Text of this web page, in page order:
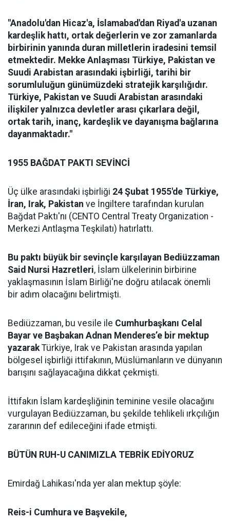
"Anadolu'dan Hicaz'a, İslamabad'dan Riyad'a uzanan
kardeşlik hattı, ortak değerlerin ve zor zamanlarda
birbirinin yanında duran milletlerin iradesini temsil
etmektedir. Mekke Anlaşması Türkiye, Pakistan ve
Suudi Arabistan arasındaki işbirliği, tarihi bir
sorumluluğun günümüzdeki stratejik karşılığıdır.
Türkiye, Pakistan ve Suudi Arabistan arasındaki
ilişkiler yalnızca devletler arası çıkarlara değil,
ortak tarih, inanç, kardeşlik ve dayanışma bağlarına
dayanmaktadır."
1955 BAĞDAT PAKTI SEVİNCİ
Üç ülke arasındaki işbirliği 24 Şubat 1955'de Türkiye,
İran, Irak, Pakistan ve İngiltere tarafından kurulan
Bağdat Paktı'nı (CENTO Central Treaty Organization -
Merkezi Antlaşma Teşkilatı) hatırlattı.
Bu paktı büyük bir sevinçle karşılayan Bediüzzaman
Said Nursi Hazretleri, İslam ülkelerinin birbirine
yaklaşmasının İslam Birliği'ne doğru atılacak önemli
bir adım olacağını belirtmişti.
Bediüzzaman, bu vesile ile Cumhurbaşkanı Celal
Bayar ve Başbakan Adnan Menderes’e bir mektup
yazarakTürkiye, Irak ve Pakistan arasında yapılan
bölgesel işbirliği ittifakının, Müslümanların ve dünyanın
barışını sağlayacağına dikkat çekmişti.
İttifakın İslam kardeşliğinin teminine vesile olacağını
vurgulayan Bediüzzaman, bu şekilde tehlikeli ırkçılığın
zararının def edileceğini ifade etmişti.
BÜTÜN RUH-U CANIMIZLA TEBRİK EDİYORUZ
Emirdağ Lahikası'nda yer alan mektup şöyle:
Reis-i Cumhura ve Başvekile,